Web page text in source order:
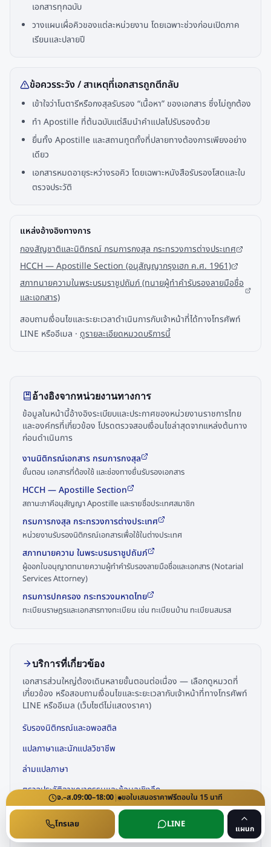
เอกสารทุกฉบับ
วางแผนเผื่อคิวของแต่ละหน่วยงาน โดยเฉพาะช่วงก่อนเปิดภาค
เรียนและปลายปี
ข้อควรระวัง / สาเหตุที่เอกสารถูกตีกลับ
เข้าใจว่าโนตารีหรือกงสุลรับรอง “เนื้อหา” ของเอกสาร ซึ่งไม่ถูกต้อง
ทำ Apostille ที่ต้นฉบับแต่ลืมนำคำแปลไปรับรองด้วย
ยื่นทั้ง Apostille และสถานทูตทั้งที่ปลายทางต้องการเพียงอย่าง
เดียว
เอกสารหมดอายุระหว่างรอคิว โดยเฉพาะหนังสือรับรองโสดและใบ
ตรวจประวัติ
แหล่งอ้างอิงทางการ
กองสัญชาติและนิติกรณ์ กรมการกงสุล กระทรวงการต่างประเทศ
HCCH — Apostille Section (อนุสัญญากรุงเฮก ค.ศ. 1961)
สภาทนายความในพระบรมราชูปถัมภ์ (ทนายผู้ทำคำรับรองลายมือชื่อ
และเอกสาร)
สอบถามเงื่อนไขและระยะเวลาดำเนินการกับเจ้าหน้าที่ได้ทางโทรศัพท์
LINE หรืออีเมล · ดูรายละเอียดหมวดบริการนี้
อ้างอิงจากหน่วยงานทางการ
ข้อมูลในหน้านี้อ้างอิงระเบียบและประกาศของหน่วยงานราชการไทย
และองค์กรที่เกี่ยวข้อง โปรดตรวจสอบเงื่อนไขล่าสุดจากแหล่งต้นทาง
ก่อนดำเนินการ
งานนิติกรณ์เอกสาร กรมการกงสุล
ขั้นตอน เอกสารที่ต้องใช้ และช่องทางยื่นรับรองเอกสาร
HCCH — Apostille Section
สถานะภาคีอนุสัญญา Apostille และรายชื่อประเทศสมาชิก
กรมการกงสุล กระทรวงการต่างประเทศ
หน่วยงานรับรองนิติกรณ์เอกสารเพื่อใช้ในต่างประเทศ
สภาทนายความ ในพระบรมราชูปถัมภ์
ผู้ออกใบอนุญาตทนายความผู้ทำคำรับรองลายมือชื่อและเอกสาร (Notarial
Services Attorney)
กรมการปกครอง กระทรวงมหาดไทย
ทะเบียนราษฎรและเอกสารทางทะเบียน เช่น ทะเบียนบ้าน ทะเบียนสมรส
บริการที่เกี่ยวข้อง
เอกสารส่วนใหญ่ต้องเดินหลายขั้นตอนต่อเนื่อง — เลือกดูหมวดที่
เกี่ยวข้อง หรือสอบถามเงื่อนไขและระยะเวลากับเจ้าหน้าที่ทางโทรศัพท์
LINE หรืออีเมล (เว็บไซต์ไม่แสดงราคา)
รับรองนิติกรณ์และอพอสติล
แปลภาษาและนักแปลวิชาชีพ
ล่ามแปลภาษา
ตรวจประวัติอาชญากรรมและข้อมูลเชิงลึก
วีซ่าและใบอนุญาตทำงาน
ครอบครัว สมรส และบำนาญ
จ.–ส.09:00–18:00| ขอใบเสนอราคาฟรีตอบใน 15 นาที
โทรเลย LINE แผนก